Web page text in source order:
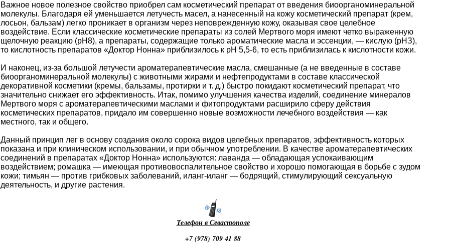
Важное новое полезное свойство приобрел сам косметический препарат от введения биоорганоминеральной
молекулы. Благодаря ей уменьшается летучесть масел, а нанесенный на кожу косметический препарат (крем,
лосьон, бальзам) легко проникает в организм через неповрежденную кожу, оказывая свое целебное
воздействие. Если классические косметические препараты из солей Мертвого моря имеют четко выраженную
щелочную реакцию (рН8), а препараты, содержащие только ароматические масла и эссенции, — кислую (рНЗ),
то кислотность препаратов «Доктор Нонна» приблизилось к рН 5,5-6, то есть приблизилась к кислотности кожи.
И наконец, из-за большой летучести ароматерапевтические масла, смешанные (а не введенные в составе
биоорганоминеральной молекулы) с животными жирами и нефтепродуктами в составе классической
декоративной косметики (кремы, бальзамы, протирки и т. д.) быстро покидают косметический препарат, что
значительно снижает его эффективность. Итак, помимо улучшения качества изделий, соединение минералов
Мертвого моря с ароматерапевтическими маслами и фитопродуктами расширило сферу действия
косметических препаратов, придало им совершенно новые возможности лечебного воздействия — как
местного, так и общего.
Данный принцип лег в основу создания около сорока видов целебных препаратов, эффективность которых
показана и при клиническом использовании, и при обычном употреблении. В качестве ароматерапевтических
соединений в препаратах «Доктор Нонна» используются: лаванда — обладающая успокаивающим
воздействием; ромашка — имеющая противовоспалительное свойство и хорошо помогающая в борьбе с зудом
кожи; тимьян — против грибковых заболеваний, иланг-иланг — бодрящий, стимулирующий сексуальную
деятельность, и другие растения.
Телефон в Севастополе
+7 (978) 709 41 88